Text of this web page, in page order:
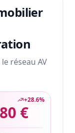
réseau AV
+28.6%
€